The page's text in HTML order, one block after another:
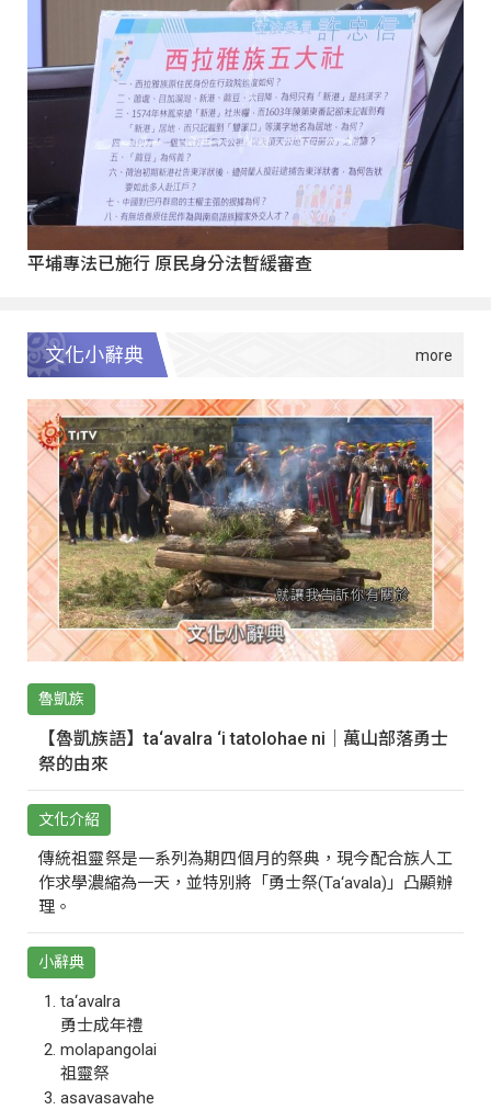
平埔專法已施行 原民身分法暫緩審查
文化小辭典
魯凱族
【魯凱族語】ta‘avalra ‘i tatolohae ni｜萬山部落勇士
祭的由來
文化介紹
傳統祖靈祭是一系列為期四個月的祭典，現今配合族人工
作求學濃縮為一天，並特別將「勇士祭(Ta‘avala)」凸顯辦
理。
小辭典
ta‘avalra
勇士成年禮
molapangolai
祖靈祭
asavasavahe